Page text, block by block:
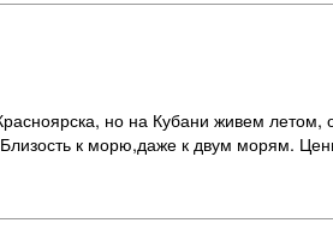
но на Кубани живем
к морю,даже к двум морям.